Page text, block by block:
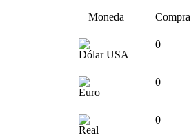
Moneda Compra
Dólar USA
0
Euro
0
Real
0